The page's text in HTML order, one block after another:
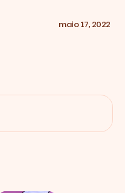
maio 17, 2022